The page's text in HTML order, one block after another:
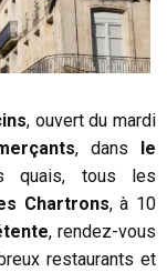
, ouvert du mardi
, dans
le
quais, tous les
Chartrons, à 10
, rendez-vous
restaurants et